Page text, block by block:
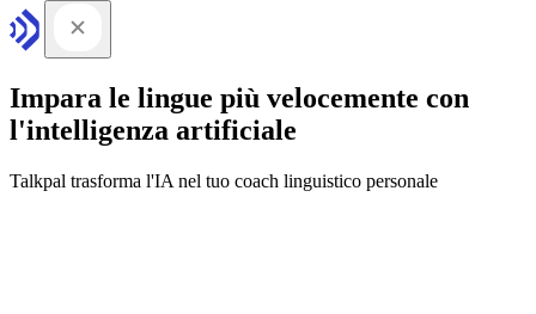
Impara le lingue più velocemente con
l'intelligenza artificiale
Talkpal trasforma l'IA nel tuo coach linguistico personale